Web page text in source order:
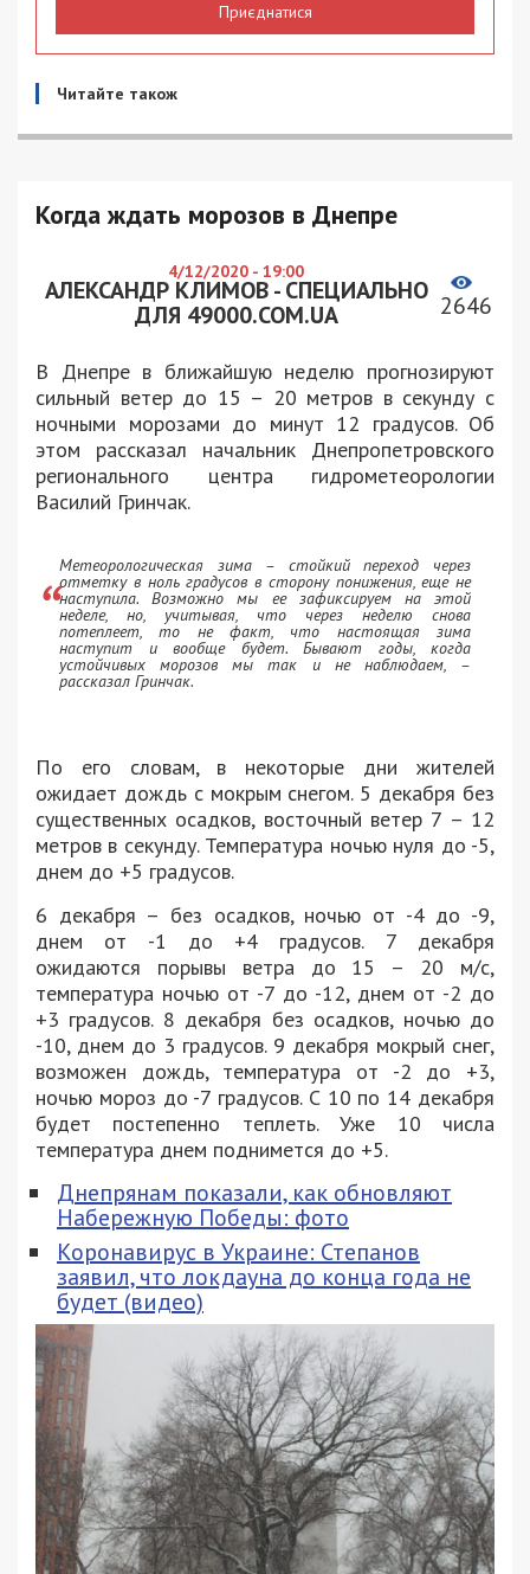
Приєднатися
Читайте також
Когда ждать морозов в Днепре
4/12/2020 - 19:00
АЛЕКСАНДР КЛИМОВ - СПЕЦИАЛЬНО
ДЛЯ 49000.COM.UA
2646
В Днепре в ближайшую неделю прогнозируют
сильный ветер до 15 – 20 метров в секунду с
ночными морозами до минут 12 градусов. Об
этом рассказал начальник Днепропетровского
регионального центра гидрометеорологии
Василий Гринчак.
Метеорологическая зима – стойкий переход через
отметку в ноль градусов в сторону понижения, еще не
наступила. Возможно мы ее зафиксируем на этой
неделе, но, учитывая, что через неделю снова
потеплеет, то не факт, что настоящая зима
наступит и вообще будет. Бывают годы, когда
устойчивых морозов мы так и не наблюдаем, –
рассказал Гринчак.
По его словам, в некоторые дни жителей
ожидает дождь с мокрым снегом. 5 декабря без
существенных осадков, восточный ветер 7 – 12
метров в секунду. Температура ночью нуля до -5,
днем до +5 градусов.
6 декабря – без осадков, ночью от -4 до -9,
днем от -1 до +4 градусов. 7 декабря
ожидаются порывы ветра до 15 – 20 м/с,
температура ночью от -7 до -12, днем от -2 до
+3 градусов. 8 декабря без осадков, ночью до
-10, днем до 3 градусов. 9 декабря мокрый снег,
возможен дождь, температура от -2 до +3,
ночью мороз до -7 градусов. С 10 по 14 декабря
будет постепенно теплеть. Уже 10 числа
температура днем поднимется до +5.
Днепрянам показали, как обновляют
Набережную Победы: фото
Коронавирус в Украине: Степанов
заявил, что локдауна до конца года не
будет (видео)